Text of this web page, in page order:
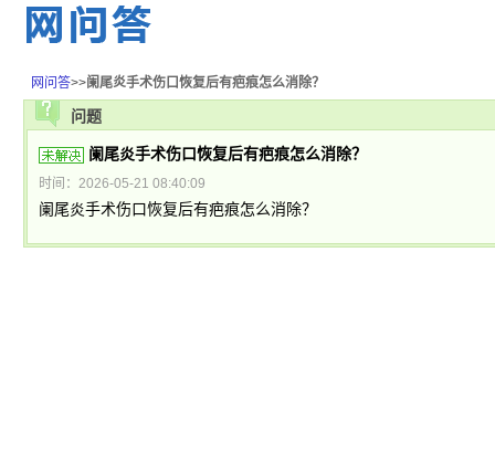
网问答>>阑尾炎手术伤口恢复后有疤痕怎么消除？
问题
阑尾炎手术伤口恢复后有疤痕怎么消除？
时间：2026-05-21 08:40:09
阑尾炎手术伤口恢复后有疤痕怎么消除？